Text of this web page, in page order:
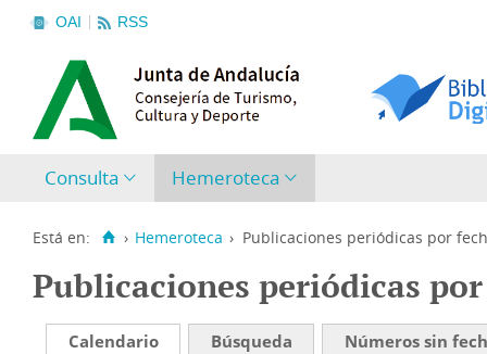
OAI RSS
Consulta Hemeroteca
Está en: › Hemeroteca › Publicaciones periódicas por
Publicaciones periódicas
Calendario Búsqueda
Números sin